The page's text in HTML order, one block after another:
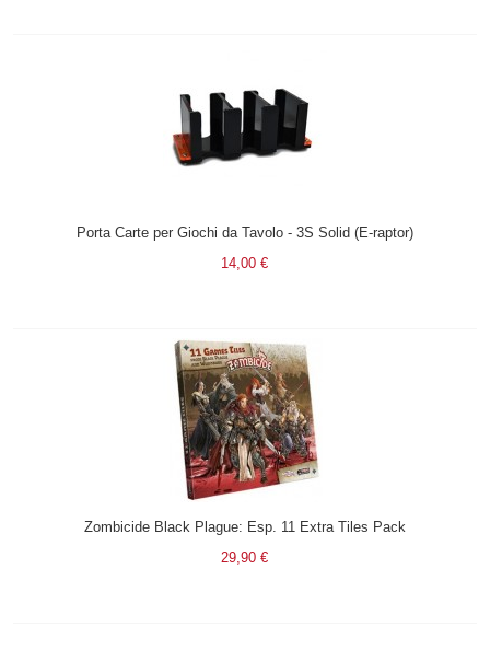
Porta Carte per Giochi da Tavolo - 3S Solid (E-raptor)
14,00 €
Zombicide Black Plague: Esp. 11 Extra Tiles Pack
29,90 €